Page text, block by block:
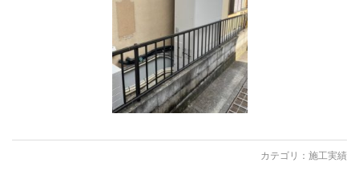
カテゴリ： 施工実績